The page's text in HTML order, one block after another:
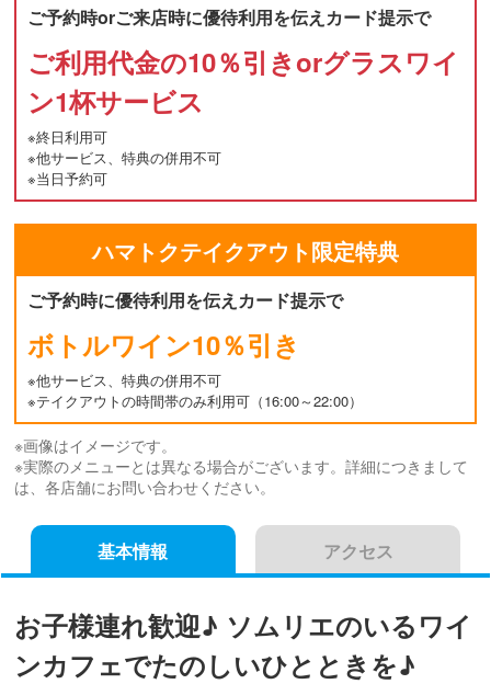
ご予約時orご来店時に優待利用を伝えカード提示で
ご利用代金の10％引きorグラスワイ
ン1杯サービス
※終日利用可
※他サービス、特典の併用不可
※当日予約可
ハマトクテイクアウト限定特典
ご予約時に優待利用を伝えカード提示で
ボトルワイン10％引き
※他サービス、特典の併用不可
※テイクアウトの時間帯のみ利用可（16:00～22:00）
※画像はイメージです。
※実際のメニューとは異なる場合がございます。詳細につきまして
は、各店舗にお問い合わせください。
基本情報 アクセス
お子様連れ歓迎♪ ソムリエのいるワイ
ンカフェでたのしいひとときを♪